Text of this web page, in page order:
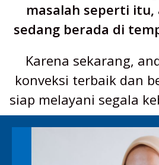
masalah seperti
sedang berada di
Karena sekarang,
konveksi terbaik dan
siap melayani segala